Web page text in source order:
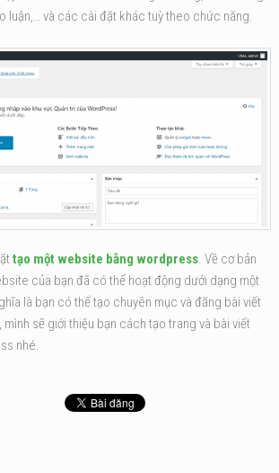
luận,… và các cài đặt khác tuỳ theo chức năng.
tạo một website bằng wordpress. Về cơ bản
của bạn đã có thể hoạt động dưới dạng một
là bạn có thể tạo chuyên mục và đăng bài viết
sẽ giới thiệu bạn cách tạo trang và bài viết
nhé.